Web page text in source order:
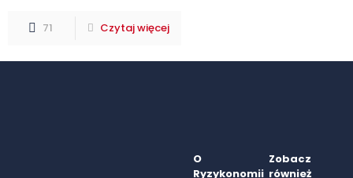
71 Czytaj więcej
O
Ryzykonomii
Zobacz
również